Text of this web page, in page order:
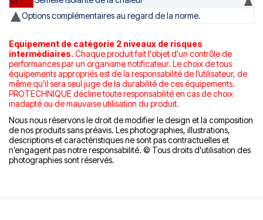
Options complémentaires au regard de la norme.
Equipement de catégorie 2 niveaux de risques
intermédiaires. Chaque produit fait l'objet d'un contrôle de
performances par un organisme notificateur. Le choix de tous
équipements appropriés est de la responsabilité de l’utilisateur, de
même qu’il sera seul juge de la durabilité de ces équipements.
PROTECHNIQUE décline toute responsabilité en cas de choix
inadapté ou de mauvaise utilisation du produit.
Nous nous réservons le droit de modifier le design et la composition
de nos produits sans préavis. Les photographies, illustrations,
descriptions et caractéristiques ne sont pas contractuelles et
n’engagent pas notre responsabilité. © Tous droits d'utilisation des
photographies sont réservés.